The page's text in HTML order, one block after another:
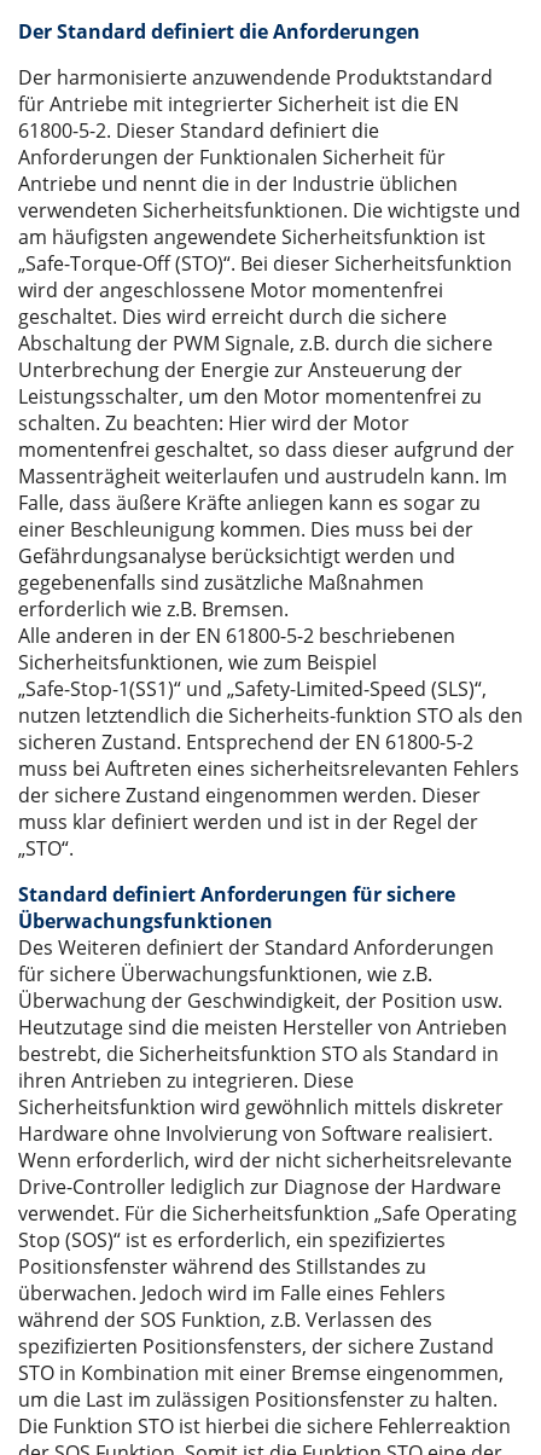
Der Standard definiert die Anforderungen
Der harmonisierte anzuwendende Produktstandard
für Antriebe mit integrierter Sicherheit ist die EN
61800-5-2. Dieser Standard definiert die
Anforderungen der Funktionalen Sicherheit für
Antriebe und nennt die in der Industrie üblichen
verwendeten Sicherheitsfunktionen. Die wichtigste und
am häufigsten angewendete Sicherheitsfunktion ist
„Safe-Torque-Off (STO)“. Bei dieser Sicherheitsfunktion
wird der angeschlossene Motor momentenfrei
geschaltet. Dies wird erreicht durch die sichere
Abschaltung der PWM Signale, z.B. durch die sichere
Unterbrechung der Energie zur Ansteuerung der
Leistungsschalter, um den Motor momentenfrei zu
schalten. Zu beachten: Hier wird der Motor
momentenfrei geschaltet, so dass dieser aufgrund der
Massenträgheit weiterlaufen und austrudeln kann. Im
Falle, dass äußere Kräfte anliegen kann es sogar zu
einer Beschleunigung kommen. Dies muss bei der
Gefährdungsanalyse berücksichtigt werden und
gegebenenfalls sind zusätzliche Maßnahmen
erforderlich wie z.B. Bremsen.
Alle anderen in der EN 61800-5-2 beschriebenen
Sicherheitsfunktionen, wie zum Beispiel
„Safe-Stop-1(SS1)“ und „Safety-Limited-Speed (SLS)“,
nutzen letztendlich die Sicherheits-funktion STO als den
sicheren Zustand. Entsprechend der EN 61800-5-2
muss bei Auftreten eines sicherheitsrelevanten Fehlers
der sichere Zustand eingenommen werden. Dieser
muss klar definiert werden und ist in der Regel der
„STO“.
Standard definiert Anforderungen für sichere
Überwachungsfunktionen
Des Weiteren definiert der Standard Anforderungen
für sichere Überwachungsfunktionen, wie z.B.
Überwachung der Geschwindigkeit, der Position usw.
Heutzutage sind die meisten Hersteller von Antrieben
bestrebt, die Sicherheitsfunktion STO als Standard in
ihren Antrieben zu integrieren. Diese
Sicherheitsfunktion wird gewöhnlich mittels diskreter
Hardware ohne Involvierung von Software realisiert.
Wenn erforderlich, wird der nicht sicherheitsrelevante
Drive-Controller lediglich zur Diagnose der Hardware
verwendet. Für die Sicherheitsfunktion „Safe Operating
Stop (SOS)“ ist es erforderlich, ein spezifiziertes
Positionsfenster während des Stillstandes zu
überwachen. Jedoch wird im Falle eines Fehlers
während der SOS Funktion, z.B. Verlassen des
spezifizierten Positionsfensters, der sichere Zustand
STO in Kombination mit einer Bremse eingenommen,
um die Last im zulässigen Positionsfenster zu halten.
Die Funktion STO ist hierbei die sichere Fehlerreaktion